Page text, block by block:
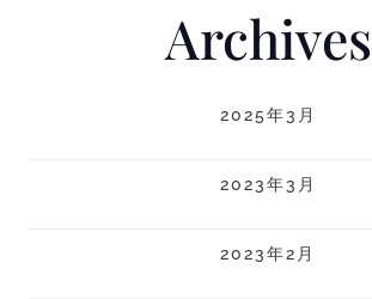
Archives
2025年3月
2023年3月
2023年2月